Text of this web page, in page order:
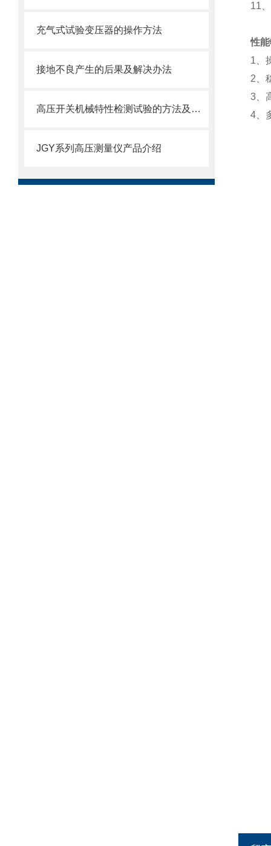
充气式试验变压器的操作方法
接地不良产生的后果及解决办法
高压开关机械特性检测试验的方法及必要性
JGY系列高压测量仪产品介绍
11
性
1、
2、
3、
4、